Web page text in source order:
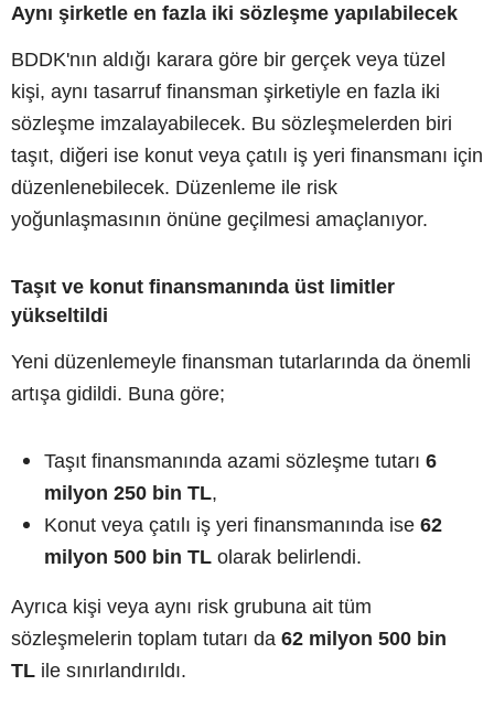
Aynı şirketle en fazla iki sözleşme yapılabilecek
BDDK'nın aldığı karara göre bir gerçek veya tüzel
kişi, aynı tasarruf finansman şirketiyle en fazla iki
sözleşme imzalayabilecek. Bu sözleşmelerden biri
taşıt, diğeri ise konut veya çatılı iş yeri finansmanı için
düzenlenebilecek. Düzenleme ile risk
yoğunlaşmasının önüne geçilmesi amaçlanıyor.
Taşıt ve konut finansmanında üst limitler
yükseltildi
Yeni düzenlemeyle finansman tutarlarında da önemli
artışa gidildi. Buna göre;
Taşıt finansmanında azami sözleşme tutarı 6
milyon 250 bin TL,
Konut veya çatılı iş yeri finansmanında ise 62
milyon 500 bin TL olarak belirlendi.
Ayrıca kişi veya aynı risk grubuna ait tüm
sözleşmelerin toplam tutarı da 62 milyon 500 bin
TL ile sınırlandırıldı.